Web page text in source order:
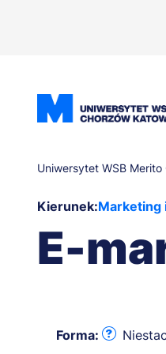
Uniwersytet WSB Merito
Kierunek:Marketing
E-
Forma: